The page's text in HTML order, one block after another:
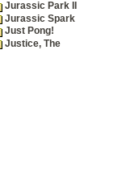
Jurassic Park II
Jurassic Spark
Just Pong!
Justice, The